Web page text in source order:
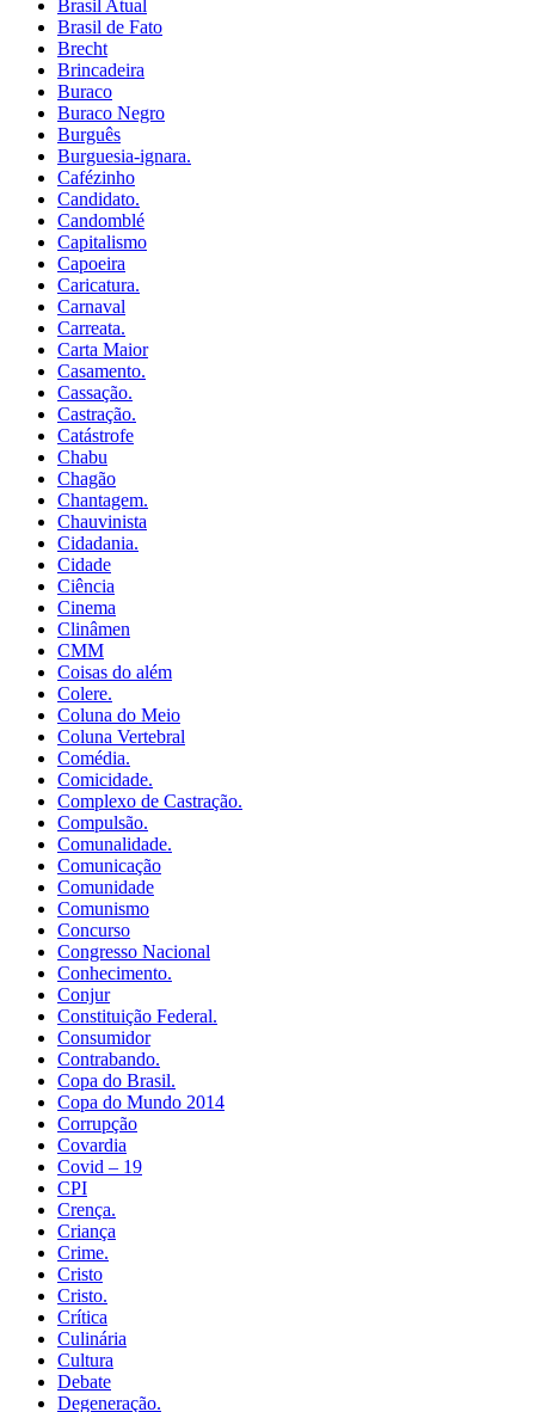
Brasil Atual
Brasil de Fato
Brecht
Brincadeira
Buraco
Buraco Negro
Burguês
Burguesia-ignara.
Cafézinho
Candidato.
Candomblé
Capitalismo
Capoeira
Caricatura.
Carnaval
Carreata.
Carta Maior
Casamento.
Cassação.
Castração.
Catástrofe
Chabu
Chagão
Chantagem.
Chauvinista
Cidadania.
Cidade
Ciência
Cinema
Clinâmen
CMM
Coisas do além
Colere.
Coluna do Meio
Coluna Vertebral
Comédia.
Comicidade.
Complexo de Castração.
Compulsão.
Comunalidade.
Comunicação
Comunidade
Comunismo
Concurso
Congresso Nacional
Conhecimento.
Conjur
Constituição Federal.
Consumidor
Contrabando.
Copa do Brasil.
Copa do Mundo 2014
Corrupção
Covardia
Covid – 19
CPI
Crença.
Criança
Crime.
Cristo
Cristo.
Crítica
Culinária
Cultura
Debate
Degeneração.